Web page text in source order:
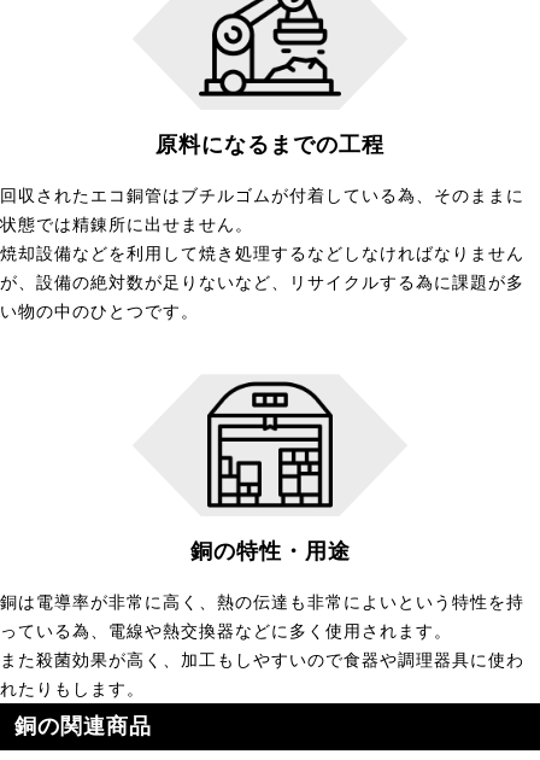
原料になるまでの工程
回収されたエコ銅管はブチルゴムが付着している為、そのままに
状態では精錬所に出せません。
焼却設備などを利用して焼き処理するなどしなければなりません
が、設備の絶対数が足りないなど、リサイクルする為に課題が多
い物の中のひとつです。
銅の特性・用途
銅は電導率が非常に高く、熱の伝達も非常によいという特性を持
っている為、電線や熱交換器などに多く使用されます。
また殺菌効果が高く、加工もしやすいので食器や調理器具に使わ
れたりもします。
銅の関連商品